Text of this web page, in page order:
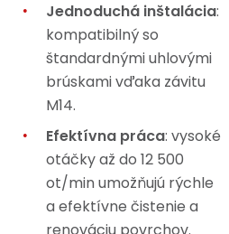
Jednoduchá inštalácia:
kompatibilný so
štandardnými uhlovými
brúskami vďaka závitu
M14.
Efektívna práca: vysoké
otáčky až do 12 500
ot/min umožňujú rýchle
a efektívne čistenie a